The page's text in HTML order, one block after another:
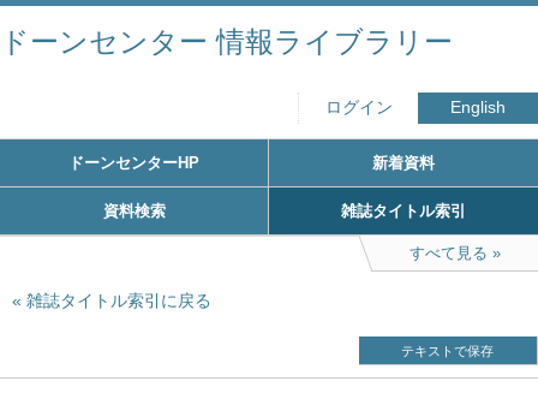
ドーンセンター 情報ライブラリー
ログイン English
ドーンセンターHP 新着資料
資料検索 雑誌タイトル索引
すべて見る
雑誌タイトル索引に戻る
テキストで保存